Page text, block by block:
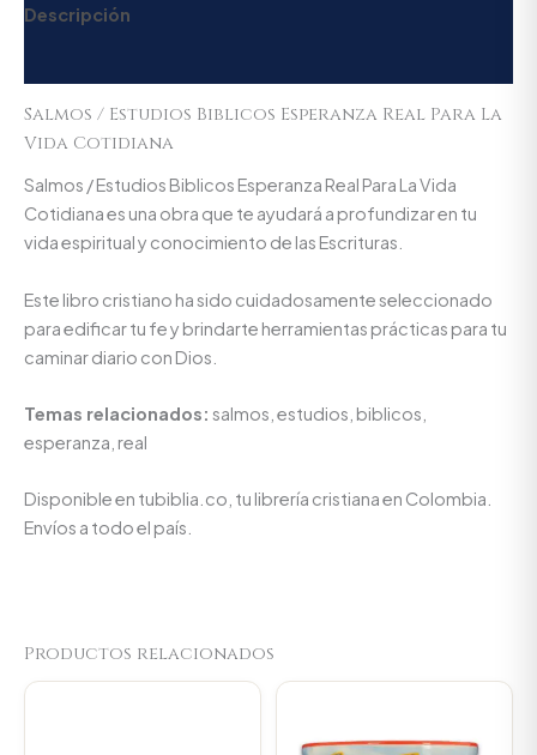
Descripción
Salmos / Estudios Biblicos Esperanza Real Para La
Vida Cotidiana
Salmos / Estudios Biblicos Esperanza Real Para La Vida
Cotidiana es una obra que te ayudará a profundizar en tu
vida espiritual y conocimiento de las Escrituras.
Este libro cristiano ha sido cuidadosamente seleccionado
para edificar tu fe y brindarte herramientas prácticas para tu
caminar diario con Dios.
Temas relacionados: salmos, estudios, biblicos,
esperanza, real
Disponible en tubiblia.co, tu librería cristiana en Colombia.
Envíos a todo el país.
Productos relacionados
Current
Current